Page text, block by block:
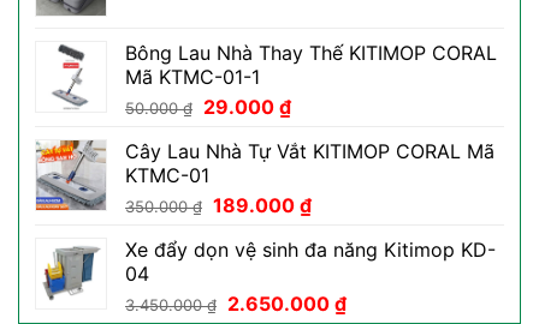
800.000 ₫. là:
Bông Lau Nhà Thay Thế KITIMOP CORAL
Mã KTMC-01-1
50.000₫
Giá
là:
50.000 ₫.
29.000 ₫Giá
tại
29.000 ₫.
Cây Lau Nhà Tự Vắt KITIMOP CORAL Mã
KTMC-01
350.000₫ Giá
là:
189.000 ₫Giá
tại
189.000 ₫.
Xe đẩy dọn vệ sinh đa năng Kitimop KD-
04
3.450.000₫
Giá
2.650.000 ₫Giá